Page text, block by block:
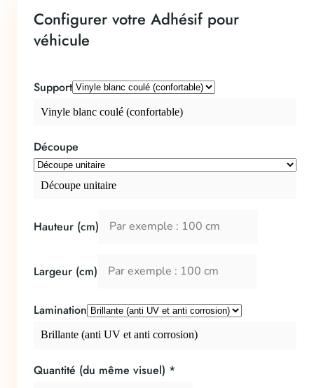
Configurer votre Adhésif pour
véhicule
Support
Vinyle blanc coulé (confortable)
Découpe
Découpe unitaire
Hauteur (cm)
Largeur (cm)
Lamination
Brillante (anti UV et anti corrosion)
Quantité (du même visuel) *